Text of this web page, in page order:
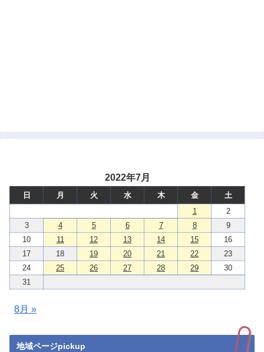
2022年7月
日 月 火 水 木 金
土
1
2
3
4 5 6 7 8
9
10
11 12 13 14 15
16
17
18 19 20 21 22
23
24
25 26 27 28 29
30
31
8月 »
地域ページpickup